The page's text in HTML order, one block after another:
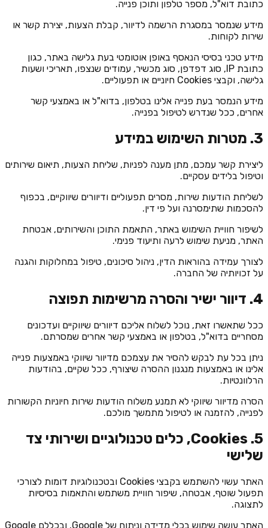
כתובת דוא"ל, מספר טלפון ותוכן פנייה.
מידע שנמסר במסגרת הרשמה לדיוור, קבלת הצעות, יצירת קשר או
שירות לקוחות.
מידע טכני בסיסי הנאסף באופן אוטומטי בעת גלישה באתר, כגון
כתובת IP, סוג דפדפן, סוג מכשיר, עמודים שנצפו, תאריכי ושעות
גלישה, וקבצי Cookies חיוניים או תפעוליים.
מידע הנמסר בעת פנייה אלינו בטלפון, בדוא"ל או באמצעי קשר
אחרים, ככל שנדרש לטיפול בפנייה.
3. מטרות השימוש במידע
ליצירת קשר עמכם, מתן מענה לפניות, שליחת הצעות, תיאום שירותים
וטיפול בלידים עסקיים.
לשליחת הודעות שירות, מסרים תפעוליים ודיוורים שיווקיים, בכפוף
להסכמות שתימסרנה ועל פי דין.
לשיפור חוויית השימוש באתר, התאמת התוכן והשירותים, אבטחת
האתר, מניעת שימוש לרעה ותיעוד פנימי.
לצורך עמידה בהוראות הדין, ניהול סיכונים, טיפול במחלוקות והגנה
על זכויותיה של החברה.
4. דיוור ישיר והסרה מרשימות תפוצה
ככל שתאשרו זאת, נוכל לשלוח אליכם דיוורים שיווקיים ועדכונים
מסחריים בדוא"ל, בטלפון או באמצעי קשר אחרים שמסרתם.
ניתן בכל עת לבקש להסיר את עצמכם מדיוור שיווקי באמצעות פנייה
אלינו או באמצעות מנגנון ההסרה שיצורף, ככל שקיים, בהודעות
הרלוונטיות.
הסרה מדיוור שיווקי לא תמנע משלוח הודעות שירות חיוניות הקשורות
לפנייה, להזמנה או לטיפול מתמשך מולכם.
5. Cookies, כלים טכנולוגיים ושירותי צד
שלישי
האתר עשוי להשתמש בקבצי Cookies ובטכנולוגיות דומות לצורכי
תפעול שוטף, אבטחה, שיפור חוויית משתמש והתאמות בסיסיות
לתצוגה.
האתר עושה שימוש בכלי מדידה וניתוח של Google, ובכללם Google